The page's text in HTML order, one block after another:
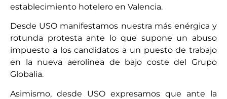
establecimiento hotelero en Valencia.
Desde USO manifestamos nuestra más enérgica y
rotunda protesta ante lo que supone un abuso
impuesto a los candidatos a un puesto de trabajo
en la nueva aerolínea de bajo coste del Grupo
Globalia.
Asimismo, desde USO expresamos que ante la